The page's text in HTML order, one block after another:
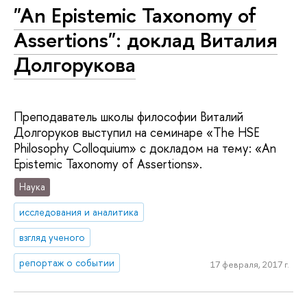
"An Epistemic Taxonomy of
Assertions": доклад Виталия
Долгорукова
Преподаватель школы философии Виталий
Долгоруков выступил на семинаре «The HSE
Philosophy Colloquium» с докладом на тему: «An
Epistemic Taxonomy of Assertions».
Наука
исследования и аналитика
взгляд ученого
репортаж о событии
17 февраля, 2017 г.